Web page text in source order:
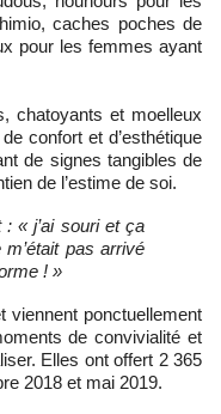
caches poches de
pour les femmes ayant
chatoyants et moelleux
confort et d’esthétique
de signes tangibles de
de l’estime de soi.
« j’ai souri et ça
pas arrivé
! »
viennent ponctuellement
de convivialité et
Elles ont offert 2 365
2018 et mai 2019.